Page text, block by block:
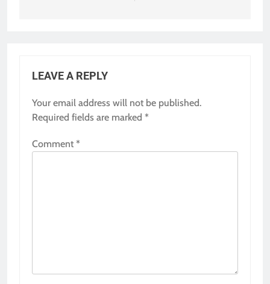
LEAVE A REPLY
Your email address will not be published.
Required fields are marked *
Comment *